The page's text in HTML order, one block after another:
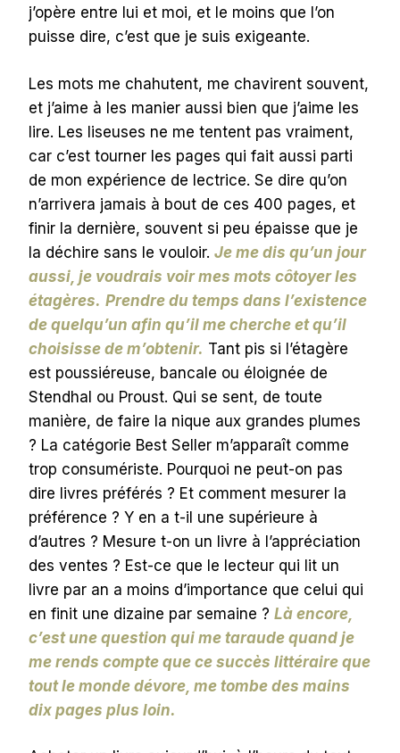
j’opère entre lui et moi, et le moins que l’on
puisse dire, c’est que je suis exigeante.
Les mots me chahutent, me chavirent souvent,
et j’aime à les manier aussi bien que j’aime les
lire. Les liseuses ne me tentent pas vraiment,
car c’est tourner les pages qui fait aussi parti
de mon expérience de lectrice. Se dire qu’on
n’arrivera jamais à bout de ces 400 pages, et
finir la dernière, souvent si peu épaisse que je
la déchire sans le vouloir. Je me dis qu’un jour
aussi, je voudrais voir mes mots côtoyer les
étagères. Prendre du temps dans l’existence
de quelqu’un afin qu’il me cherche et qu’il
choisisse de m’obtenir. Tant pis si l’étagère
est poussiéreuse, bancale ou éloignée de
Stendhal ou Proust. Qui se sent, de toute
manière, de faire la nique aux grandes plumes
? La catégorie Best Seller m’apparaît comme
trop consumériste. Pourquoi ne peut-on pas
dire livres préférés ? Et comment mesurer la
préférence ? Y en a t-il une supérieure à
d’autres ? Mesure t-on un livre à l’appréciation
des ventes ? Est-ce que le lecteur qui lit un
livre par an a moins d’importance que celui qui
en finit une dizaine par semaine ? Là encore,
c’est une question qui me taraude quand je
me rends compte que ce succès littéraire que
tout le monde dévore, me tombe des mains
dix pages plus loin.